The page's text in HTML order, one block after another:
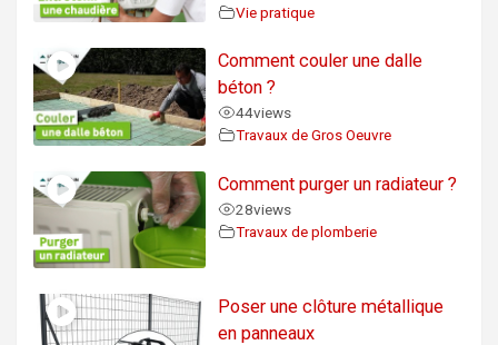
Vie pratique
Comment couler une dalle
béton ?
44views
Travaux de Gros Oeuvre
Comment purger un radiateur ?
28views
Travaux de plomberie
Poser une clôture métallique
en panneaux